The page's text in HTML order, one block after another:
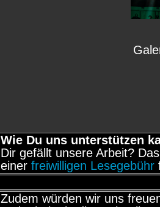
Wie Du uns unterstützen
Dir gefällt unsere Arbeit?
einer freiwilligen Lesegebühr
Zudem würden wir uns